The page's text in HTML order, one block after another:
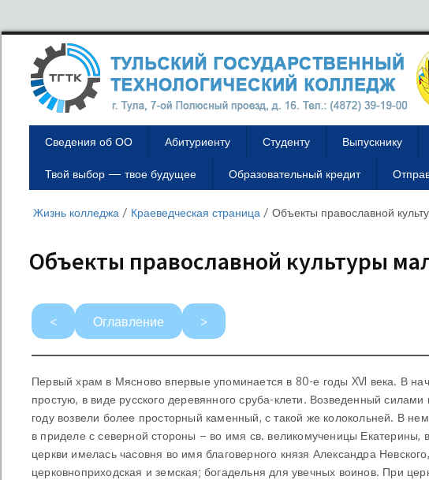
Сведения об ОО Абитуриенту Студенту Выпускнику
Твой выбор — твое будущее Образовательный кредит
Жизнь колледжа / Краеведческая страница / Объекты православной
Объекты православной культуры
< Оглавление >
Первый храм в Мясново впервые упоминается в 80-е годы XVI века. В
простую, в виде русского деревянного сруба-клети. Возведенный
году возвели более просторный каменный, с такой же колокольней. В
в приделе с северной стороны – во имя св. великомученицы
церкви имелась часовня во имя благоверного князя Александра
церковноприходская и земская; богадельня для увечных воинов. При